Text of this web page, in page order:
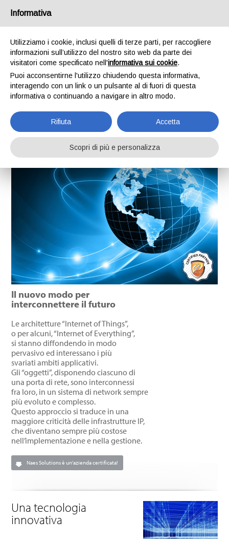
IT/EN
Menu
Home Soluzioni Passive Optical LAN
Passive
Optical LAN
Il nuovo modo per
interconnettere il futuro
Le architetture “Internet of Things”,
o per alcuni, “Internet of Everything”,
si stanno diffondendo in modo
pervasivo ed interessano i più
svariati ambiti applicativi.
Gli “oggetti”, disponendo ciascuno di
una porta di rete, sono interconnessi
fra loro, in un sistema di network sempre
più evoluto e complesso.
Questo approccio si traduce in una
maggiore criticità delle infrastrutture IP,
che diventano sempre più costose
nell’implementazione e nella gestione.
Naes Solutions è un'azienda certificata!
Una tecnologia
innovativa
Informativa
Utilizziamo i cookie, inclusi quelli di terze parti, per raccogliere
informazioni sull’utilizzo del nostro sito web da parte dei
visitatori come specificato nell'informativa sui cookie.
Puoi acconsentirne l'utilizzo chiudendo questa informativa,
interagendo con un link o un pulsante al di fuori di questa
informativa o continuando a navigare in altro modo.
Rifiuta Accetta
Scopri di più e personalizza